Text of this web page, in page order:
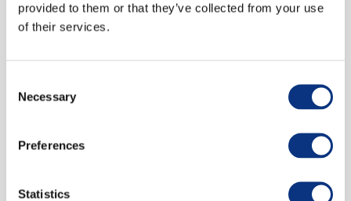
provided to them or that they’ve collected from your use
of their services.
Selection
Necessary
Preferences
Statistics